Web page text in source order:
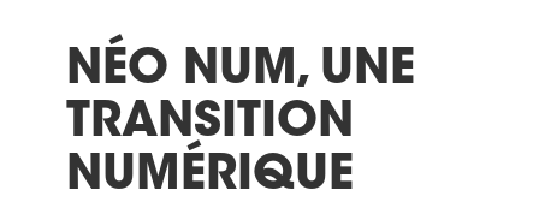
NÉO NUM, UNE
TRANSITION
NUMÉRIQUE